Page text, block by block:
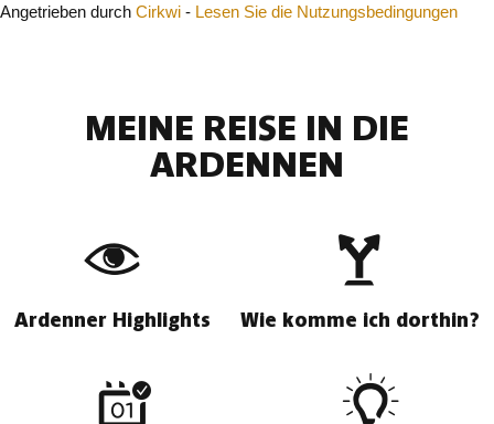
Angetrieben durch Cirkwi - Lesen Sie die Nutzungsbedingungen
MEINE REISE IN DIE
ARDENNEN
Ardenner Highlights Wie komme ich dorthin?